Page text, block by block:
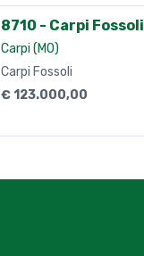
8710 - Carpi Fossoli
Carpi (MO)
Carpi Fossoli
€ 123.000,00